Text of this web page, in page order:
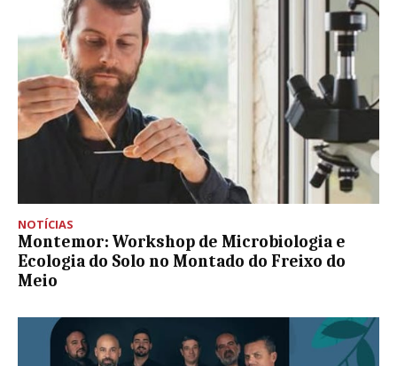
NOTÍCIAS
Montemor: Workshop de Microbiologia e
Ecologia do Solo no Montado do Freixo do
Meio